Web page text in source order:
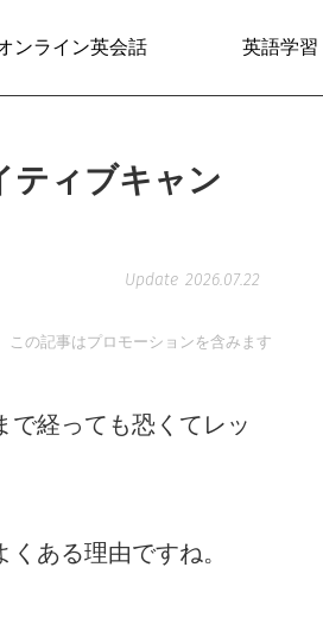
ンライン英会話 英語学習
ティブキャン
2026.07.22
この記事はプロモーションを含みます
で経っても恐くてレッ
ある理由ですね。